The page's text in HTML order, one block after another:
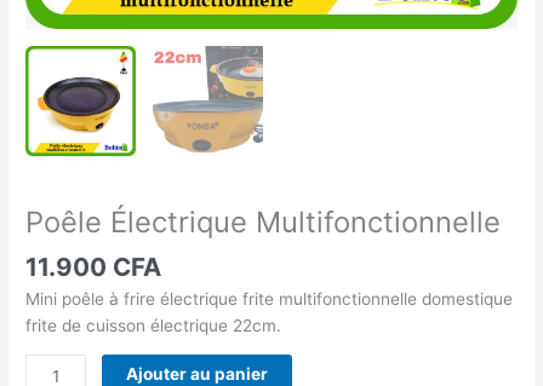
Poêle Électrique Multifonctionnelle
11.900 CFA
Mini poêle à frire électrique frite multifonctionnelle domestique
frite de cuisson électrique 22cm.
Ajouter au panier